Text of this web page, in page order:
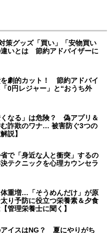
策グッズ「買い」「安物買い
いとは 節約アドバイザーに
劇的カット！ 節約アドバイ
0円レジャー」と“おうち外
くなる」は危険？ 偽アプリ＆
詐欺のワナ… 被害防ぐ3つの
説】
で「身近な人と衝突」するの
テクニックを心理カウンセラ
重増…「そうめんだけ」が原
り予防に役立つ栄養素＆夕食
管理栄養士に聞く】
アイスはNG？ 夏にやりがち